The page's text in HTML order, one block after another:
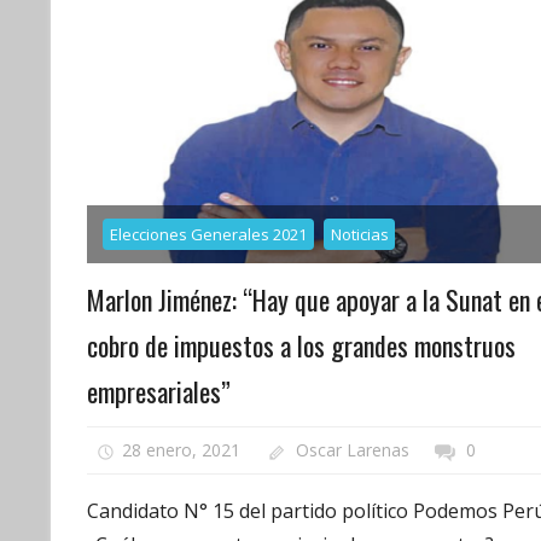
Elecciones Generales 2021 Noticias
Marlon Jiménez: “Hay que apoyar a la Sunat en
cobro de impuestos a los grandes monstruos
empresariales”
28 enero, 2021 Oscar Larenas 0
Candidato N° 15 del partido político Podemos